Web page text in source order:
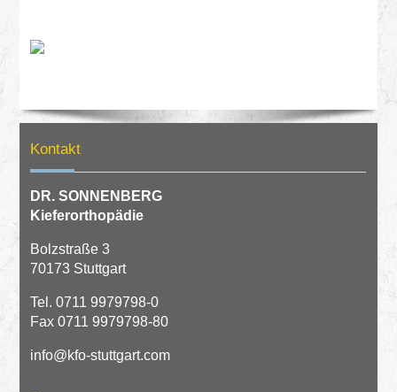
Kontakt
DR. SONNENBERG
Kieferorthopädie
Bolzstraße 3
70173 Stuttgart
Tel.0711 9979798-0
Fax 0711 9979798-80
info@kfo-stuttgart.com